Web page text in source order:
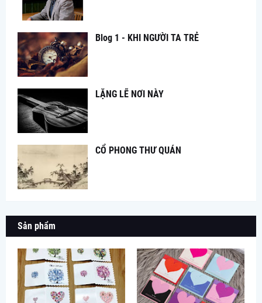
Blog 1 - KHI NGƯỜI TA TRẺ
LẶNG LẼ NƠI NÀY
CỔ PHONG THƯ QUÁN
Sản phẩm